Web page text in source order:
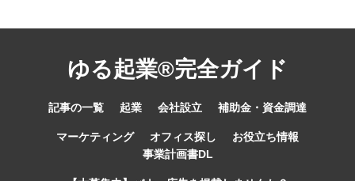
ゆる起業®完全ガイド
記事の一覧 起業 会社設立 補助金・資金調達
マーケティング オフィス探し
お役立ち情報
事業計画書DL